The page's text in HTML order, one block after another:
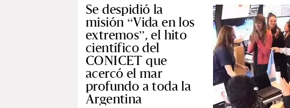
Se despidió la
misión “Vida en los
extremos”, el hito
científico del
CONICET que
acercó el mar
profundo a toda la
Argentina